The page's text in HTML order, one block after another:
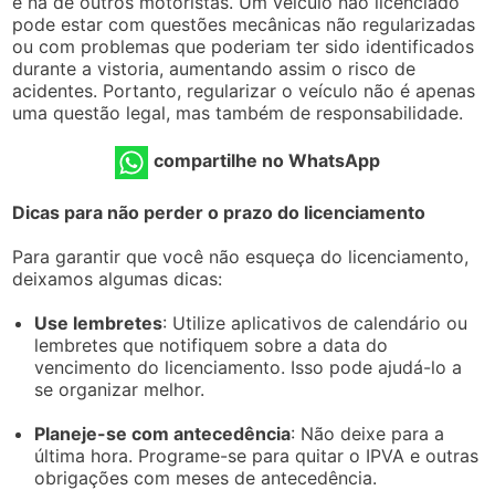
pode estar com questões mecânicas não regularizadas
ou com problemas que poderiam ter sido identificados
durante a vistoria, aumentando assim o risco de
acidentes. Portanto, regularizar o veículo não é apenas
uma questão legal, mas também de responsabilidade.
compartilhe no WhatsApp
Dicas para não perder o prazo do licenciamento
Para garantir que você não esqueça do licenciamento,
deixamos algumas dicas:
Use lembretes: Utilize aplicativos de calendário ou
lembretes que notifiquem sobre a data do
vencimento do licenciamento. Isso pode ajudá-lo a
se organizar melhor.
Planeje-se com antecedência: Não deixe para a
última hora. Programe-se para quitar o IPVA e outras
obrigações com meses de antecedência.